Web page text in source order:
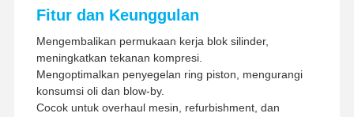
Fitur dan Keunggulan
Mengembalikan permukaan kerja blok silinder,
meningkatkan tekanan kompresi.
Mengoptimalkan penyegelan ring piston, mengurangi
konsumsi oli dan blow-by.
Cocok untuk overhaul mesin, refurbishment, dan